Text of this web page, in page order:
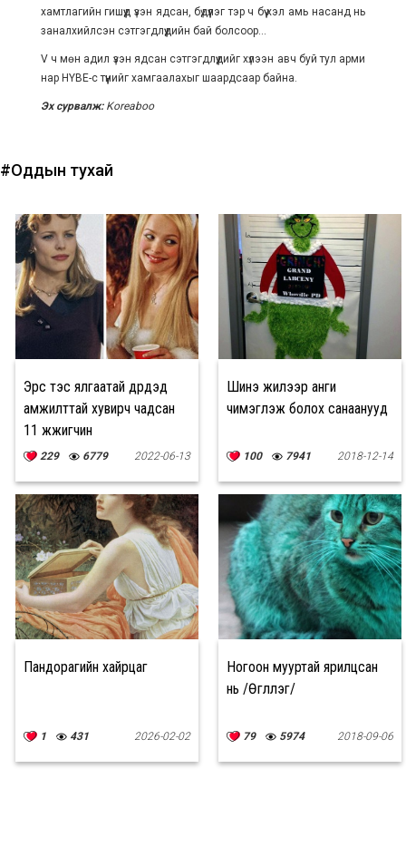
хамтлагийн гишүүд үзэн ядсан, бүдүүлэг тэр ч бүү хэл амь насанд нь
заналхийлсэн сэтгэгдлүүдийн бай болсоор...
V ч мөн адил үзэн ядсан сэтгэгдлүүдийг хүлээн авч буй тул арми
нар HYBE-с түүнийг хамгаалахыг шаардсаар байна.
Эх сурвалж: Koreaboo
#Оддын тухай
Эрс тэс ялгаатай дүрүүдэд
амжилттай хувирч чадсан
11 жүжигчин
229 6779 2022-06-13
Шинэ жилээр анги
чимэглэж болох санаанууд
100 7941 2018-12-14
Пандорагийн хайрцаг
1 431 2026-02-02
Ногоон мууртай ярилцсан
нь /Өгүүллэг/
79 5974 2018-09-06